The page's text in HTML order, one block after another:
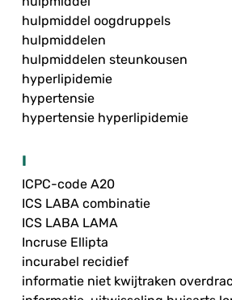
hulpmiddel oogdruppels
hulpmiddelen
hulpmiddelen steunkousen
hyperlipidemie
hypertensie
hypertensie hyperlipidemie
I
ICPC-code A20
ICS LABA combinatie
ICS LABA LAMA
Incruse Ellipta
incurabel recidief
informatie niet kwijtraken